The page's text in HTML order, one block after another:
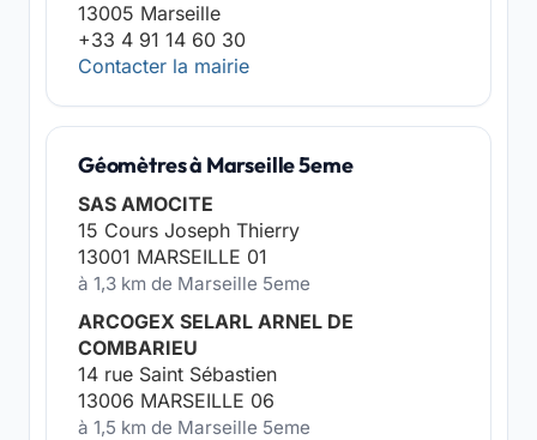
13005 Marseille
+33 4 91 14 60 30
Contacter la mairie
Géomètres à Marseille 5eme
SAS AMOCITE
15 Cours Joseph Thierry
13001 MARSEILLE 01
à 1,3 km de Marseille 5eme
ARCOGEX SELARL ARNEL DE
COMBARIEU
14 rue Saint Sébastien
13006 MARSEILLE 06
à 1,5 km de Marseille 5eme